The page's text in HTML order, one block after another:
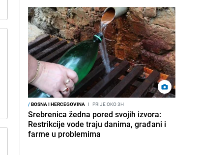
/BOSNA I HERCEGOVINA I PRIJE OKO 3H
Srebrenica žedna pored svojih izvora:
Restrikcije vode traju danima, građani i
farme u problemima